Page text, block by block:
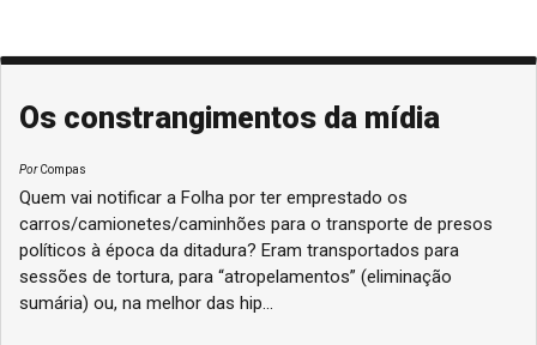
Os constrangimentos da mídia
PorCompas
Quem vai notificar a Folha por ter emprestado os
carros/camionetes/caminhões para o transporte de presos
políticos à época da ditadura? Eram transportados para
sessões de tortura, para “atropelamentos” (eliminação
sumária) ou, na melhor das hip...